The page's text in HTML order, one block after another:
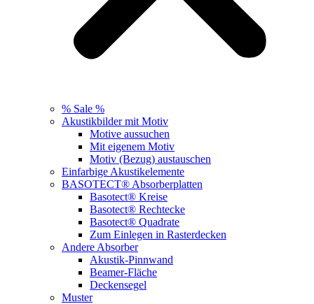
% Sale %
Akustikbilder mit Motiv
Motive aussuchen
Mit eigenem Motiv
Motiv (Bezug) austauschen
Einfarbige Akustikelemente
BASOTECT® Absorberplatten
Basotect® Kreise
Basotect® Rechtecke
Basotect® Quadrate
Zum Einlegen in Rasterdecken
Andere Absorber
Akustik-Pinnwand
Beamer-Fläche
Deckensegel
Muster